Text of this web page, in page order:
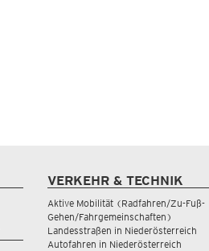
VERKEHR & TECHNIK
Aktive Mobilität (Radfahren/Zu-Fuß-
Gehen/Fahrgemeinschaften)
Landesstraßen in Niederösterreich
Autofahren in Niederösterreich